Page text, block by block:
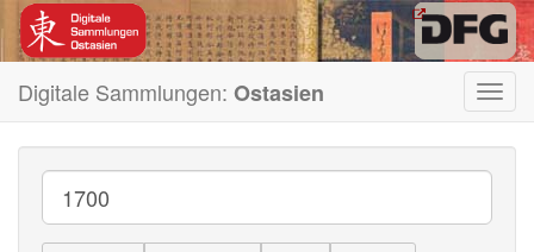
Digitale Sammlungen: Ostasien